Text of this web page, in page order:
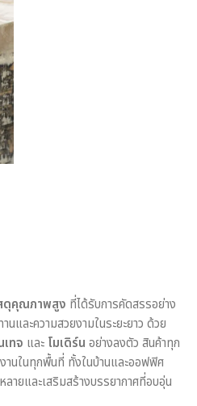
ดุคุณภาพสูง ที่ได้รับการคัดสรรอย่าง
และความสวยงามในระยะยาว ด้วย
เทจ และ โมเดิร์น อย่างลงตัว สินค้าทุก
านในทุกพื้นที่ ทั้งในบ้านและออฟฟิศ
ายและเสริมสร้างบรรยากาศที่อบอุ่น